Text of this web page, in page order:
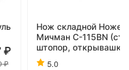
Нож складной
Мичман C-115BN
штопор, открывашка)
5.0